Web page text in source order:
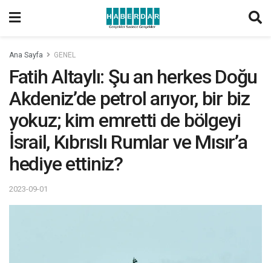
Ana Sayfa GENEL
Fatih Altaylı: Şu an herkes Doğu
Akdeniz’de petrol arıyor, bir biz
yokuz; kim emretti de bölgeyi
İsrail, Kıbrıslı Rumlar ve Mısır’a
hediye ettiniz?
2023-09-01